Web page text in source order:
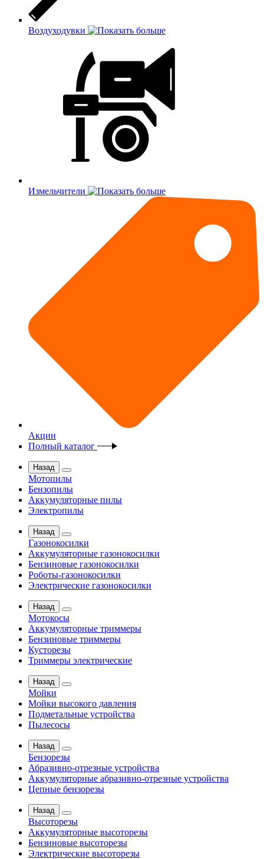
Воздуходувки
Измельчители
Акции
Полный каталог
Назад
Мотопилы
Бензопилы
Аккумуляторные пилы
Электропилы
Назад
Газонокосилки
Аккумуляторные газонокосилки
Бензиновые газонокосилки
Роботы-газонокосилки
Электрические газонокосилки
Назад
Мотокосы
Аккумуляторные триммеры
Бензиновые триммеры
Кусторезы
Триммеры электрические
Назад
Мойки
Мойки высокого давления
Подметальные устройства
Пылесосы
Назад
Бензорезы
Абразивно-отрезные устройства
Аккумуляторные абразивно-отрезные устройства
Цепные бензорезы
Назад
Высоторезы
Аккумуляторные высоторезы
Бензиновые высоторезы
Электрические высоторезы